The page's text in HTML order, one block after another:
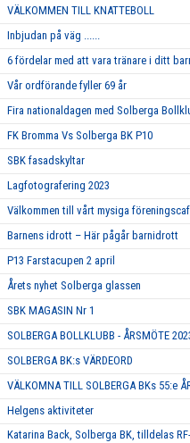
VÄLKOMMEN TILL KNATTEBOLL
Inbjudan på väg ......
6 fördelar med att vara tränare i ditt
Vår ordförande fyller 69 år
Fira nationaldagen med Solberga
FK Bromma Vs Solberga BK P10
SBK fasadskyltar
Lagfotografering 2023
Välkommen till vårt mysiga
Barnens idrott – Här pågår barnidrott
P13 Farstacupen 2 april
Årets nyhet Solberga glassen
SBK MAGASIN Nr 1
SOLBERGA BOLLKLUBB - ÅRSMÖTE
SOLBERGA BK:s VÄRDEORD
VÄLKOMNA TILL SOLBERGA BKs 55:e
Helgens aktiviteter
Katarina Back, Solberga BK, tilldelas